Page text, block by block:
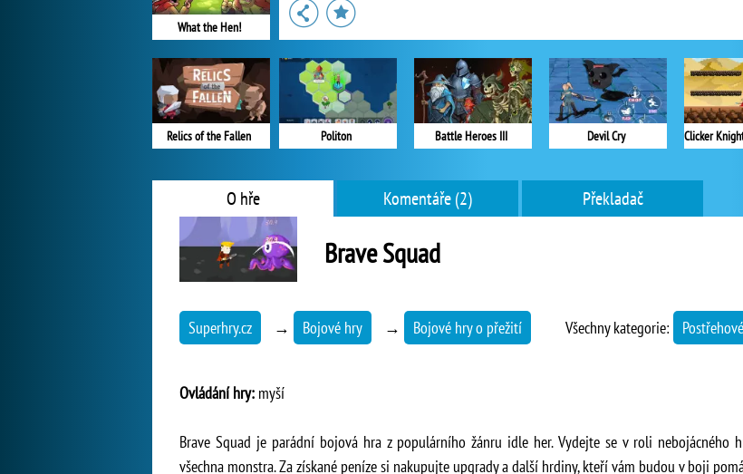
What the Hen!
Relics of the Fallen Politon Battle Heroes III Devil Cry
O hře Komentáře (2) Překladač
Brave Squad
Superhry.cz → Bojové hry → Bojové hry o přežití Všechny kategorie:
Ovládání hry: myší
Brave Squad je parádní bojová hra z populárního žánru idle her. Vydejte se v roli nebojácného
všechna monstra. Za získané peníze si nakupujte upgrady a další hrdiny, kteří vám budou v boji